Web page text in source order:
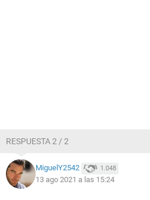
RESPUESTA 2 / 2
MiguelY2542 1.048
13 ago 2021 a las 15:24